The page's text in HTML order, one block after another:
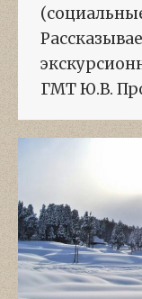
ГМТ Ю.В.